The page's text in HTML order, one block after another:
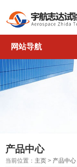
网站导航
产品中心
当前位置： 主页 > 产品中心